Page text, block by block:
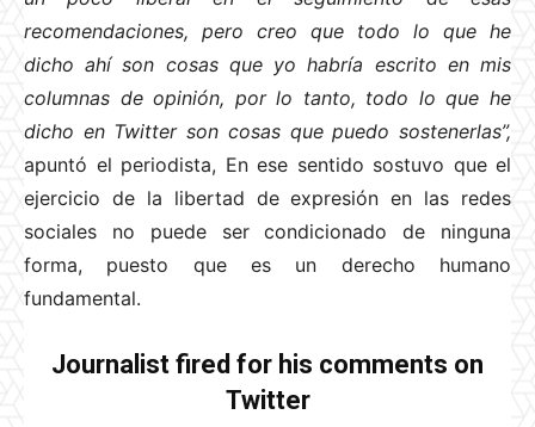
recomendaciones, pero creo que todo lo que he
dicho ahí son cosas que yo habría escrito en mis
columnas de opinión, por lo tanto, todo lo que he
dicho en Twitter son cosas que puedo sostenerlas”,
apuntó el periodista, En ese sentido sostuvo que el
ejercicio de la libertad de expresión en las redes
sociales no puede ser condicionado de ninguna
forma, puesto que es un derecho humano
fundamental.
Journalist fired for his comments on
Twitter